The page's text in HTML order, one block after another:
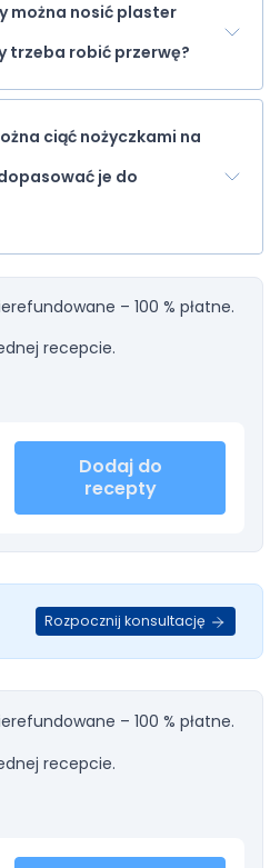
można nosić plaster
trzeba robić przerwę?
ciąć nożyczkami na
je do
– 100 % płatne.
recepcie.
Dodaj do
recepty
Rozpocznij konsultację
– 100 % płatne.
recepcie.